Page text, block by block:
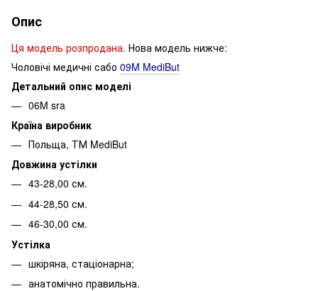
Опис
Ця модель розпродана. Нова модель нижче:
Чоловічі медичні сабо 09M MediBut
Детальний опис моделі
06M sra
Країна виробник
Польща, ТМ MediBut
Довжина устілки
43-28,00 см.
44-28,50 см.
46-30,00 см.
Устілка
шкіряна, стаціонарна;
анатомічно правильна.